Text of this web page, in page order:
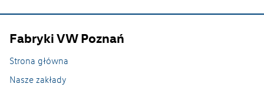
Zrównoważony rozwój
Fabryki VW Poznań
Strona główna
Nasze zakłady